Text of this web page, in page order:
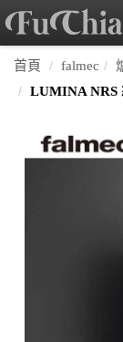
首頁 falmec
LUMINA NRS